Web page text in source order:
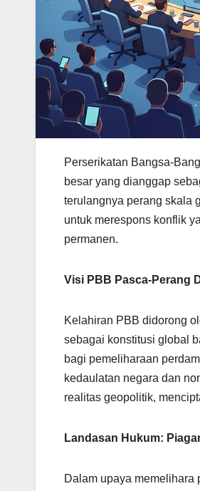
Perserikatan Bangsa-
besar yang dianggap
terulangnya perang skala
untuk merespons konflik
permanen.
Visi PBB Pasca-Perang
Kelahiran PBB didorong
sebagai konstitusi global
bagi pemeliharaan
kedaulatan negara dan
realitas geopolitik,
Landasan Hukum:
Dalam upaya memelihara